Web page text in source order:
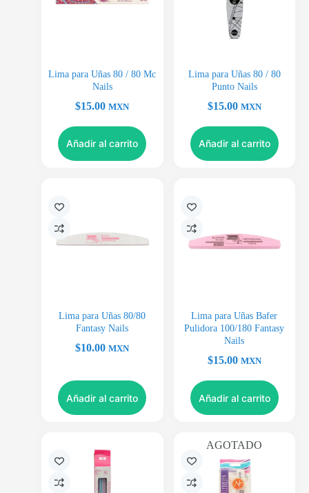
Lima para Uñas 80 / 80 Mc
Nails
$15.00 MXN
Añadir al carrito
Lima para Uñas 80 / 80
Punto Nails
$15.00 MXN
Añadir al carrito
Lima para Uñas 80/80
Fantasy Nails
$10.00 MXN
Añadir al carrito
Lima para Uñas Bafer
Pulidora 100/180 Fantasy
Nails
$15.00 MXN
Añadir al carrito
AGOTADO